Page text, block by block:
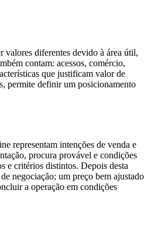
valores diferentes devido à área útil,
contam: acessos, comércio,
que justificam valor de
permite definir um posicionamento
representam intenções de venda e
procura provável e condições
e critérios distintos. Depois desta
negociação; um preço bem ajustado
a operação em condições